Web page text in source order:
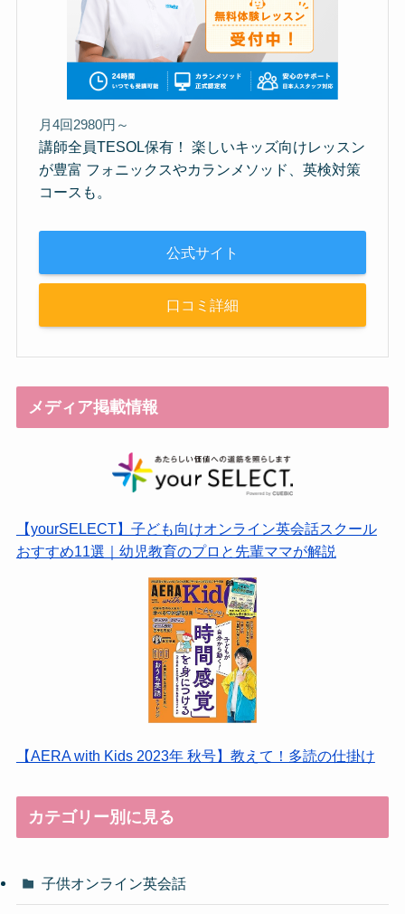
月4回2980円～
講師全員TESOL保有！ 楽しいキッズ向けレッスン
が豊富 フォニックスやカランメソッド、英検対策
コースも。
公式サイト
口コミ詳細
メディア掲載情報
【yourSELECT】子ども向けオンライン英会話スクール
おすすめ11選｜幼児教育のプロと先輩ママが解説
【AERA with Kids 2023年 秋号】教えて！多読の仕掛け
カテゴリー別に見る
子供オンライン英会話